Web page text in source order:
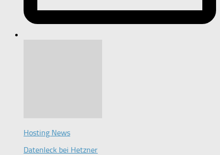
Hosting News
Datenleck bei Hetzner